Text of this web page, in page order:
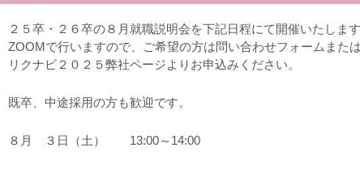
２５卒・２６卒の８月就職説明会を下記日程にて開催いたしま
ZOOMで行いますので、ご希望の方は問い合わせフォームまた
リクナビ２０２５弊社ページよりお申込みください。
既卒、中途採用の方も歓迎です。
８月 ３日（土） 13:00～14:00